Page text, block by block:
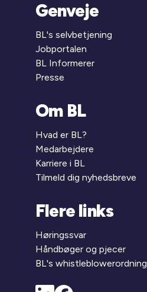
Genveje
BL's selvbetjening
Jobportalen
BL Informerer
Presse
Om BL
Hvad er BL?
Medarbejdere
Karriere i BL
Tilmeld dig nyhedsbreve
Flere links
Høringssvar
Håndbøger og pjecer
BL's whistleblowerordning